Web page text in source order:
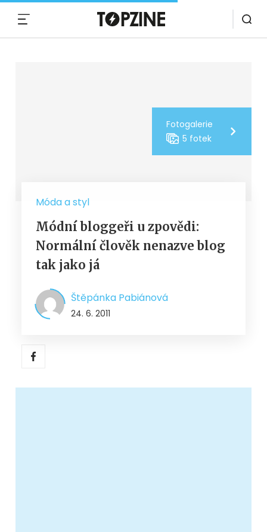
Fotogalerie
5 fotek
Móda a styl
Módní bloggeři u zpovědi:
Normální člověk nenazve blog
tak jako já
Štěpánka Pabiánová
24. 6. 2011